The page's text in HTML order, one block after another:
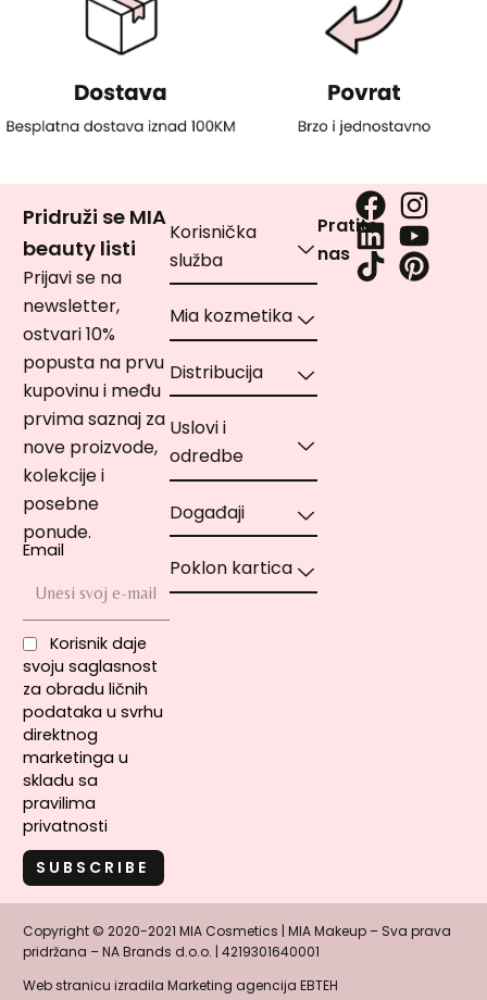
Pridruži se MIA
beauty listi
Prijavi se na
newsletter,
ostvari 10%
popusta na prvu
kupovinu i među
prvima saznaj za
nove proizvode,
kolekcije i
posebne
ponude.
Email
Korisnik daje
svoju saglasnost
za obradu ličnih
podataka u svrhu
direktnog
marketinga u
skladu sa
pravilima
privatnosti
Korisnička
služba
Mia kozmetika
Distribucija
Uslovi i
odredbe
Događaji
Poklon kartica
Pratite
nas
Copyright © 2020-2021 MIA Cosmetics | MIA Makeup – Sva prava
pridržana – NA Brands d.o.o. | 4219301640001
Web stranicu izradila Marketing agencija EBTEH